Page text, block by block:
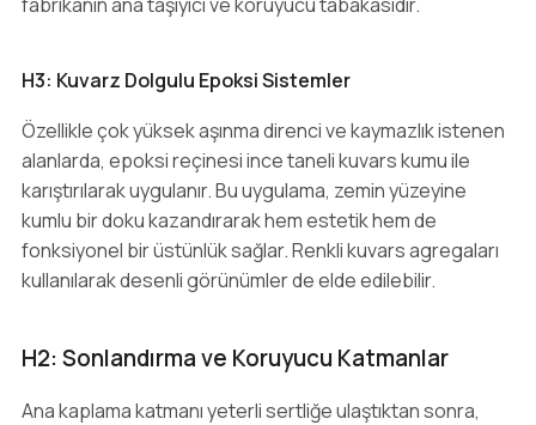
H3: Kuvarz Dolgulu Epoksi Sistemler
Özellikle çok yüksek aşınma direnci ve kaymazlık istenen
alanlarda, epoksi reçinesi ince taneli kuvars kumu ile
karıştırılarak uygulanır. Bu uygulama, zemin yüzeyine
kumlu bir doku kazandırarak hem estetik hem de
fonksiyonel bir üstünlük sağlar. Renkli kuvars agregaları
kullanılarak desenli görünümler de elde edilebilir.
H2: Sonlandırma ve Koruyucu Katmanlar
Ana kaplama katmanı yeterli sertliğe ulaştıktan sonra,